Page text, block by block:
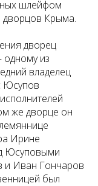
шлейфом
дворцов Крыма.
дворец
из
владелец
Юсупов
же дворце он
Ирине
Юсуповыми
и Иван Гончаров
был